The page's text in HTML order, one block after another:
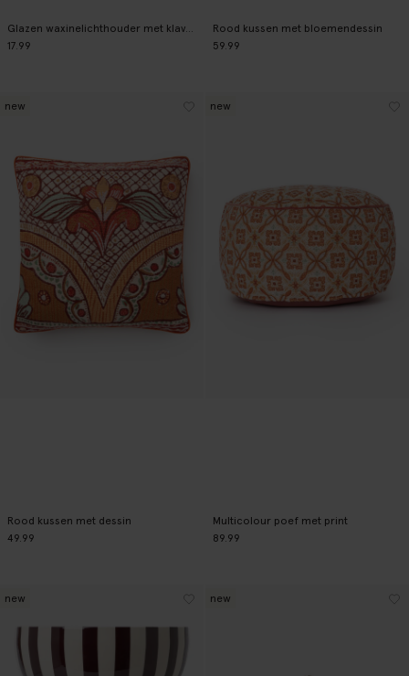
Glazen waxinelichthouder met klavertje vier
17.99
Rood kussen met bloemendessin
59.99
Rood kussen met dessin
49.99
new
Multicolour poef met print
89.99
new
new new